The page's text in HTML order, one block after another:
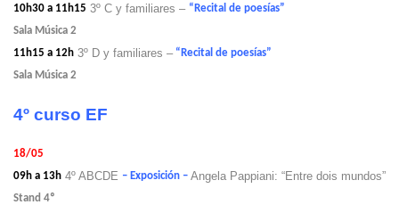
10h30 a 11h15 3º C y familiares – “Recital de poesías”
Sala Música 2
11h15 a 12h 3º D y familiares –“Recital de poesías”
Sala Música 2
4º curso EF
18/05
09h a 13h 4º ABCDE – Exposición – Angela Pappiani: “Entre dois mundos”
Stand 4º